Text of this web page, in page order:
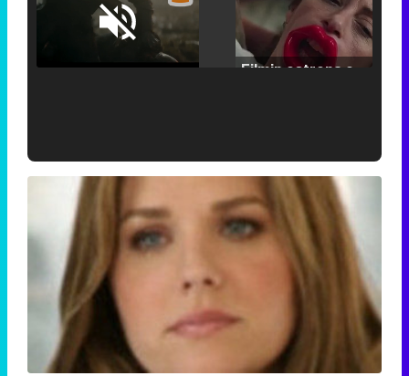
Unmute /
'120 Minutos' celebra sus 2.000 programas en Telemadrid con un vídeo del día a día en la redacción
Tráiler de '33 días', la nueva serie de Atresplayer con Julián Villagrán y José Manuel Poga